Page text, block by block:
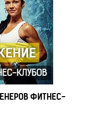
ФИТНЕС-